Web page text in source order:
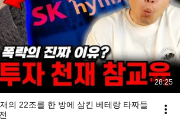
28:25
의 22조를 한 방에 삼킨 베테랑 타짜들